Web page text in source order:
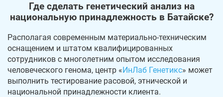
Где сделать генетический анализ на
национальную принадлежность в Батайске?
Располагая современным материально-техническим
оснащением и штатом квалифицированных
сотрудников с многолетним опытом исследования
человеческого генома, центр «ИнЛаб Генетикс» может
выполнить тестирование расовой, этнической и
национальной принадлежности клиента.